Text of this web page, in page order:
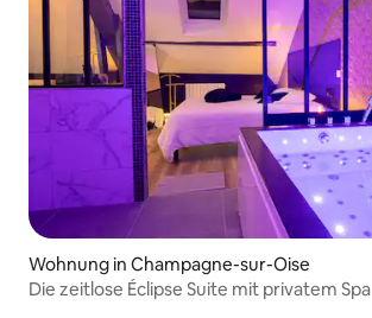
Wohnung in Champagne-sur-Oise
Die zeitlose Éclipse Suite mit privatem Spa